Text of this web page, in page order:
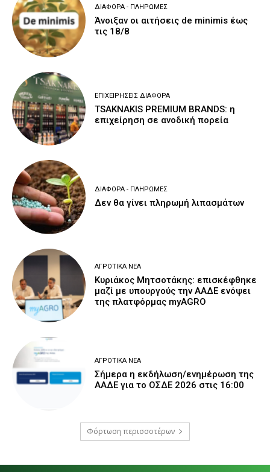
ΔΙΆΦΟΡΑ - ΠΛΗΡΩΜΈΣ
Άνοιξαν οι αιτήσεις de minimis έως
τις 18/8
ΕΠΙΧΕΙΡΉΣΕΙΣ ΔΙΆΦΟΡΑ
TSAKNAKIS PREMIUM BRANDS: η
επιχείρηση σε ανοδική πορεία
ΔΙΆΦΟΡΑ - ΠΛΗΡΩΜΈΣ
Δεν θα γίνει πληρωμή λιπασμάτων
ΑΓΡΟΤΙΚΆ ΝΈΑ
Κυριάκος Μητσοτάκης: επισκέφθηκε
μαζί με υπουργούς την ΑΑΔΕ ενόψει
της πλατφόρμας myAGRO
ΑΓΡΟΤΙΚΆ ΝΈΑ
Σήμερα η εκδήλωση/ενημέρωση της
ΑΑΔΕ για το ΟΣΔΕ 2026 στις 16:00
Φόρτωση περισσοτέρων